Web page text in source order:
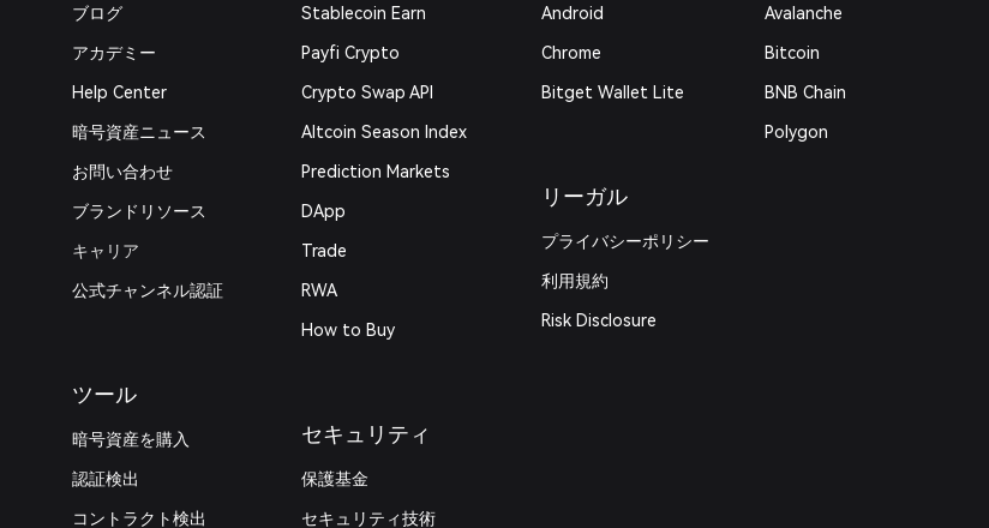
ブログ
アカデミー
Help Center
暗号資産ニュース
お問い合わせ
ブランドリソース
キャリア
公式チャンネル認証
ツール
暗号資産を購入
認証検出
コントラクト検出
Stablecoin Earn
Payfi Crypto
Crypto Swap API
Altcoin Season Index
Prediction Markets
DApp
Trade
RWA
How to Buy
セキュリティ
保護基金
セキュリティ技術
Android
Chrome
Bitget Wallet Lite
リーガル
プライバシーポリシー
利用規約
Risk Disclosure
Avalanche
Bitcoin
BNB Chain
Polygon